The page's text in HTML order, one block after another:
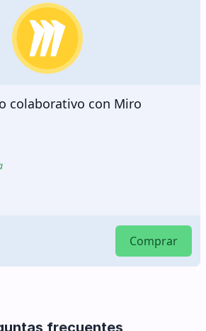
colaborativo con Miro
Comprar
frecuentes